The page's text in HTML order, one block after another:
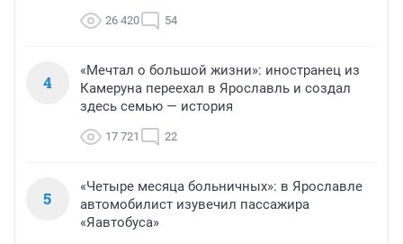
26 420 54
4
«Мечтал о большой жизни»: иностранец из
Камеруна переехал в Ярославль и создал
здесь семью — история
17 721 22
5
«Четыре месяца больничных»: в Ярославле
автомобилист изувечил пассажира
«Яавтобуса»